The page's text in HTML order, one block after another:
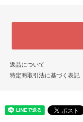
返品について
特定商取引法に基づく表記